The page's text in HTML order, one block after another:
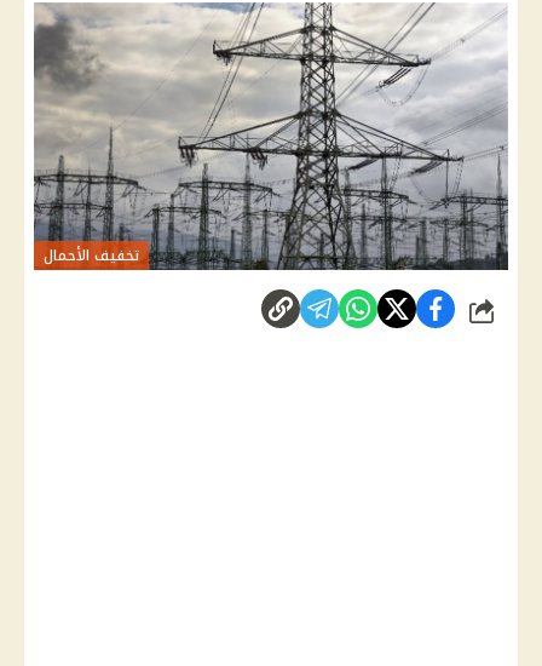
تخفيف الأحمال
شارك